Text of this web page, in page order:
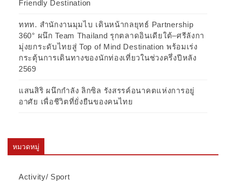
Friendly Destination
ททท. สำนักงานมุมไบ เดินหน้ากลยุทธ์ Partnership
360° ผนึก Team Thailand รุกตลาดอินเดียใต้–ศรีลังกา
มุ่งยกระดับไทยสู่ Top of Mind Destination พร้อมเร่ง
กระตุ้นการเดินทางของนักท่องเที่ยวในช่วงครึ่งปีหลัง
2569
แสนสิริ ผนึกกำลัง ลิกซิล รังสรรค์อนาคตแห่งการอยู่
อาศัย เพื่อชีวิตที่ยั่งยืนของคนไทย
หมวดหมู่
Activity/ Sport